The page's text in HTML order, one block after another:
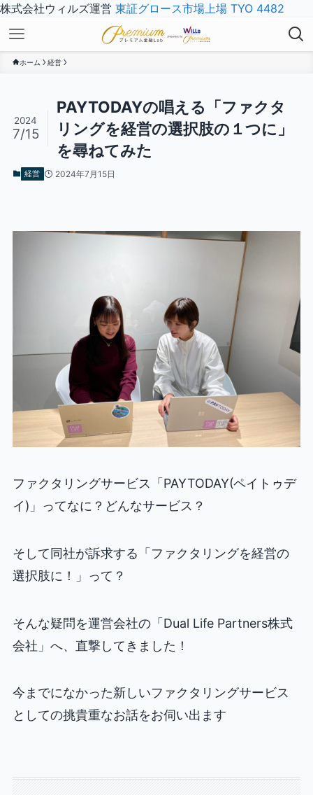
株式会社ウィルズ運営 東証グロース市場上場 TYO 4482
ホーム 経営
PAYTODAYの唱える「ファクタ
リングを経営の選択肢の１つに」
を尋ねてみた
2024
7/15
経営 2024年7月15日
ファクタリングサービス「PAYTODAY(ペイトゥデ
イ)」ってなに？どんなサービス？
そして同社が訴求する「ファクタリングを経営の
選択肢に！」って？
そんな疑問を運営会社の「Dual Life Partners株式
会社」へ、直撃してきました！
今までになかった新しいファクタリングサービス
としての挑貴重なお話をお伺い出ます